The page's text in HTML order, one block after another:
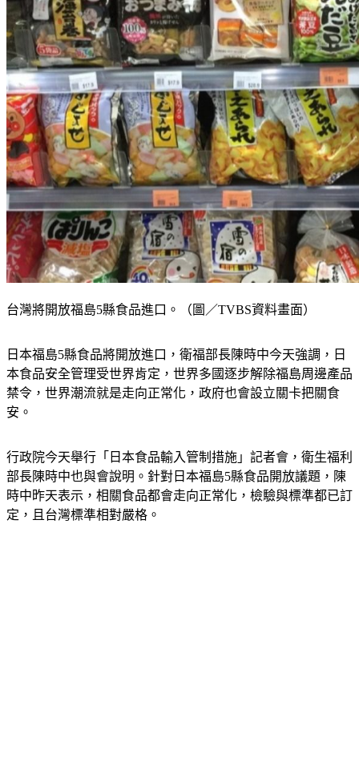
台灣將開放福島5縣食品進口。（圖／TVBS資料畫面）
日本福島5縣食品將開放進口，衛福部長陳時中今天強調，日
本食品安全管理受世界肯定，世界多國逐步解除福島周邊產品
禁令，世界潮流就是走向正常化，政府也會設立關卡把關食
安。
行政院今天舉行「日本食品輸入管制措施」記者會，衛生福利
部長陳時中也與會說明。針對日本福島5縣食品開放議題，陳
時中昨天表示，相關食品都會走向正常化，檢驗與標準都已訂
定，且台灣標準相對嚴格。